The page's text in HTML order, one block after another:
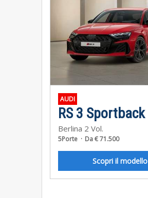
AUDI
RS 3 Sportback
Berlina 2 Vol.
5Porte Da € 71.500
Scopri il modello